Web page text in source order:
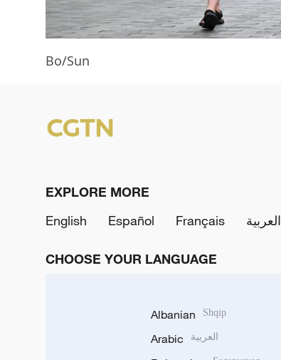
Bo/Sun
EXPLORE MORE
English
Español Français العربية
CHOOSE YOUR LANGUAGE
Albanian Shqip
Arabic العربية